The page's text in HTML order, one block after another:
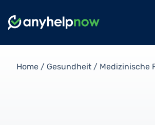
Home / Gesundheit / Medizinische